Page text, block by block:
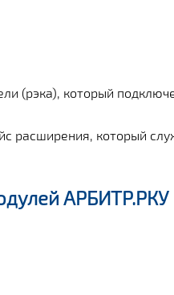
(рэка), который
расширения, который
АРБИТР.РКУ